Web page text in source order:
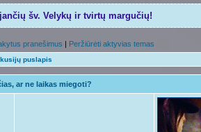
šv. Velykų ir tvirtų margučių!
pranešimus | Peržiūrėti aktyvias temas
puslapis
ar ne laikas miegoti?